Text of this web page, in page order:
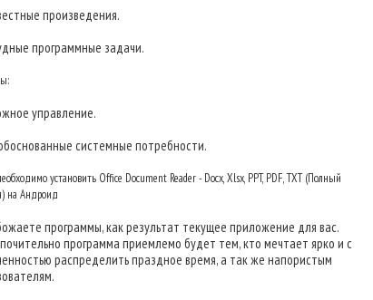
произведения.
программные задачи.
управление.
системные потребности.
установить Office Document Reader - Docx, Xlsx, PPT, PDF, TXT (Полный
на Андроид
программы, как результат текущее приложение для вас.
программа приемлемо будет тем, кто мечтает ярко и с
распределить праздное время, а так же напористым